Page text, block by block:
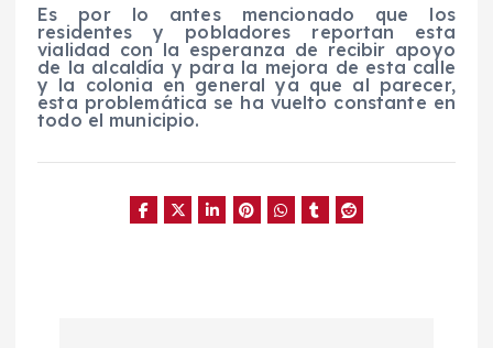
Es por lo antes mencionado que los
residentes y pobladores reportan esta
vialidad con la esperanza de recibir apoyo
de la alcaldía y para la mejora de esta calle
y la colonia en general ya que al parecer,
esta problemática se ha vuelto constante en
todo el municipio.